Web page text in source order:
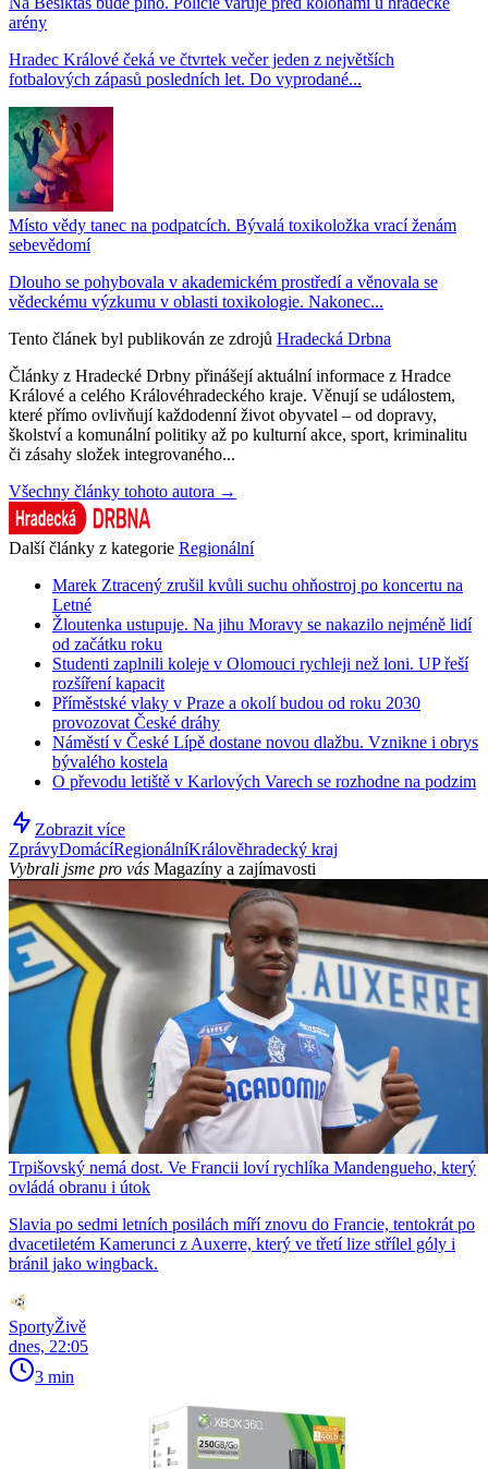
arény
Hradec Králové čeká ve čtvrtek večer jeden z největších
fotbalových zápasů posledních let. Do vyprodané...
Místo vědy tanec na podpatcích. Bývalá toxikoložka vrací ženám
sebevědomí
Dlouho se pohybovala v akademickém prostředí a věnovala se
vědeckému výzkumu v oblasti toxikologie. Nakonec...
Tento článek byl publikován ze zdrojů Hradecká Drbna
Články z Hradecké Drbny přinášejí aktuální informace z Hradce
Králové a celého Královéhradeckého kraje. Věnují se událostem,
které přímo ovlivňují každodenní život obyvatel – od dopravy,
školství a komunální politiky až po kulturní akce, sport, kriminalitu
či zásahy složek integrovaného...
Všechny články tohoto autora →
Další články z kategorie Regionální
Marek Ztracený zrušil kvůli suchu ohňostroj po koncertu na
Letné
Žloutenka ustupuje. Na jihu Moravy se nakazilo nejméně lidí
od začátku roku
Studenti zaplnili koleje v Olomouci rychleji než loni. UP řeší
rozšíření kapacit
Příměstské vlaky v Praze a okolí budou od roku 2030
provozovat České dráhy
Náměstí v České Lípě dostane novou dlažbu. Vznikne i obrys
bývalého kostela
O převodu letiště v Karlových Varech se rozhodne na podzim
Zobrazit více
ZprávyDomácíRegionálníKrálověhradecký kraj
Vybrali jsme pro vás Magazíny a zajímavosti
Trpišovský nemá dost. Ve Francii loví rychlíka Mandengueho, který
ovládá obranu i útok
Slavia po sedmi letních posilách míří znovu do Francie, tentokrát po
dvacetiletém Kamerunci z Auxerre, který ve třetí lize střílel góly i
bránil jako wingback.
SportyŽivě
dnes, 22:05
3 min